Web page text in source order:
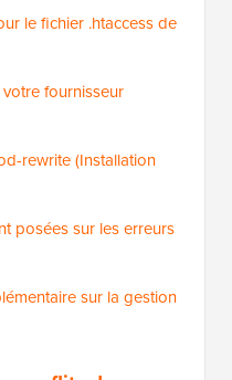
le fichier .htaccess de
fournisseur
rewrite (Installation
posées sur les erreurs
sur la gestion